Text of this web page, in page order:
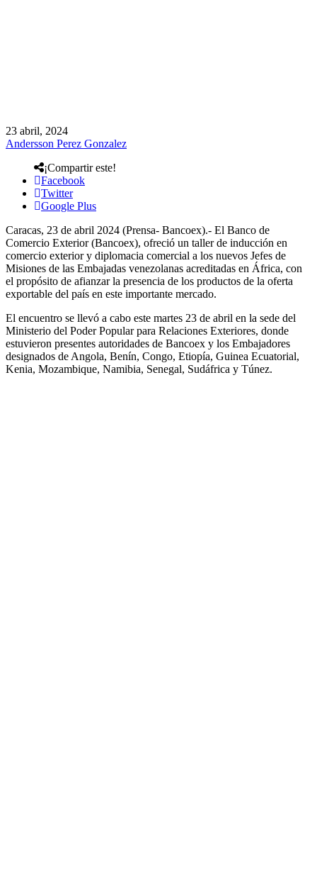
23 abril, 2024
Andersson Perez Gonzalez
¡Compartir este!
Facebook
Twitter
Google Plus
Caracas, 23 de abril 2024 (Prensa- Bancoex).- El Banco de
Comercio Exterior (Bancoex), ofreció un taller de inducción en
comercio exterior y diplomacia comercial a los nuevos Jefes de
Misiones de las Embajadas venezolanas acreditadas en África, con
el propósito de afianzar la presencia de los productos de la oferta
exportable del país en este importante mercado.
El encuentro se llevó a cabo este martes 23 de abril en la sede del
Ministerio del Poder Popular para Relaciones Exteriores, donde
estuvieron presentes autoridades de Bancoex y los Embajadores
designados de Angola, Benín, Congo, Etiopía, Guinea Ecuatorial,
Kenia, Mozambique, Namibia, Senegal, Sudáfrica y Túnez.